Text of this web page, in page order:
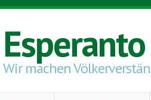
Wir machen